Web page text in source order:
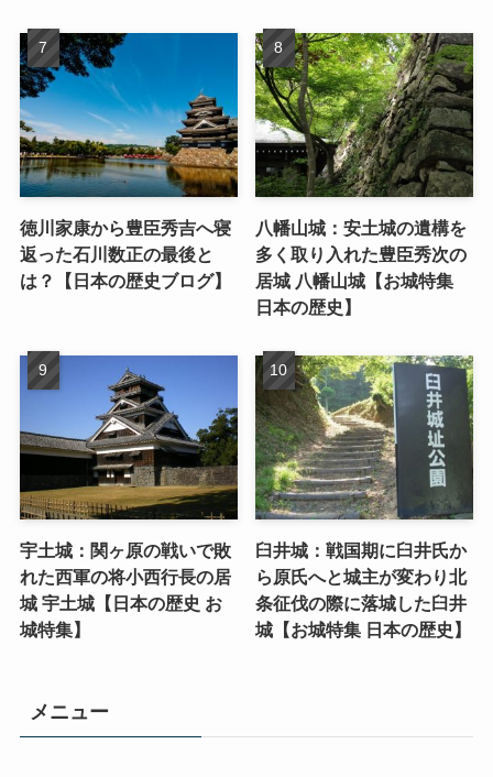
徳川家康から豊臣秀吉へ寝
返った石川数正の最後と
は？【日本の歴史ブログ】
八幡山城：安土城の遺構を
多く取り入れた豊臣秀次の
居城 八幡山城【お城特集
日本の歴史】
宇土城：関ヶ原の戦いで敗
れた西軍の将小西行長の居
城 宇土城【日本の歴史 お
城特集】
臼井城：戦国期に臼井氏か
ら原氏へと城主が変わり北
条征伐の際に落城した臼井
城【お城特集 日本の歴史】
メニュー